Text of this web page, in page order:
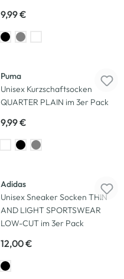
9,99 €
Puma
Unisex Kurzschaftsocken
QUARTER PLAIN im 3er Pack
9,99 €
Adidas
Unisex Sneaker Socken THIN
AND LIGHT SPORTSWEAR
LOW-CUT im 3er Pack
12,00 €